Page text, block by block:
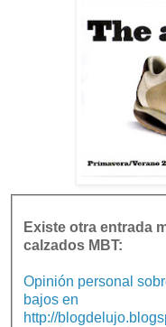
Existe otra entrada
calzados MBT:
Opinión personal
bajos en
http://